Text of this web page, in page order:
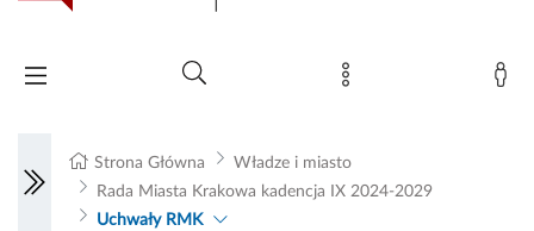
Strona Główna
Władze i miasto
Rada Miasta Krakowa kadencja IX 2024-2029
Uchwały RMK